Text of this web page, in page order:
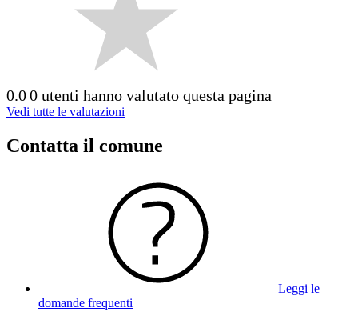
0.00 utenti hanno valutato questa pagina
Vedi tutte le valutazioni
Contatta il comune
Leggi le
domande frequenti